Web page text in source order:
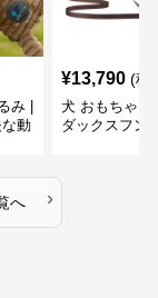
み |
動
¥13,790 (税
犬 おもちゃ
ダックスフン
へ ›